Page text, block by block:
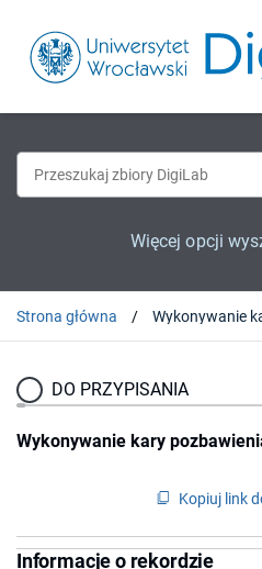
Więcej opcji
Strona główna
DO PRZYPISANIA
Wykonywanie kary
Kopiuj link
Informacje o rekordzie